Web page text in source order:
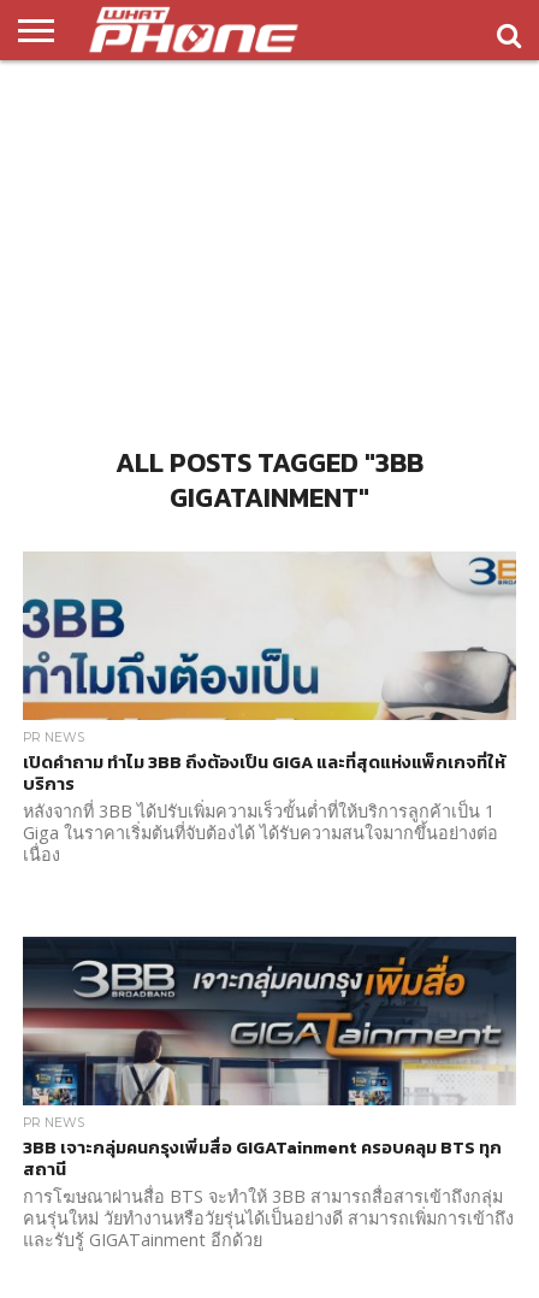
ALL POSTS TAGGED "3BB
GIGATAINMENT"
PR NEWS
เปิดคำถาม ทำไม 3BB ถึงต้องเป็น GIGA และที่สุดแห่งแพ็กเกจที่ให้
บริการ
หลังจากที่ 3BB ได้ปรับเพิ่มความเร็วขั้นต่ำที่ให้บริการลูกค้าเป็น 1
Giga ในราคาเริ่มต้นที่จับต้องได้ ได้รับความสนใจมากขึ้นอย่างต่อ
เนื่อง
PR NEWS
3BB เจาะกลุ่มคนกรุงเพิ่มสื่อ GIGATainment ครอบคลุม BTS ทุก
สถานี
การโฆษณาผ่านสื่อ BTS จะทำให้ 3BB สามารถสื่อสารเข้าถึงกลุ่ม
คนรุ่นใหม่ วัยทำงานหรือวัยรุ่นได้เป็นอย่างดี สามารถเพิ่มการเข้าถึง
และรับรู้ GIGATainment อีกด้วย